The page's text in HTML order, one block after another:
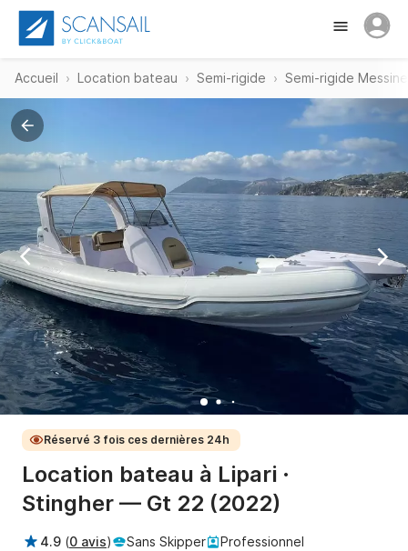
Accueil Location bateau Semi-rigide Semi-rigide Messine
Réservé 3 fois ces dernières 24h
Location bateau à Lipari ·
Stingher — Gt 22 (2022)
4.9 (0 avis) Sans Skipper
Professionnel